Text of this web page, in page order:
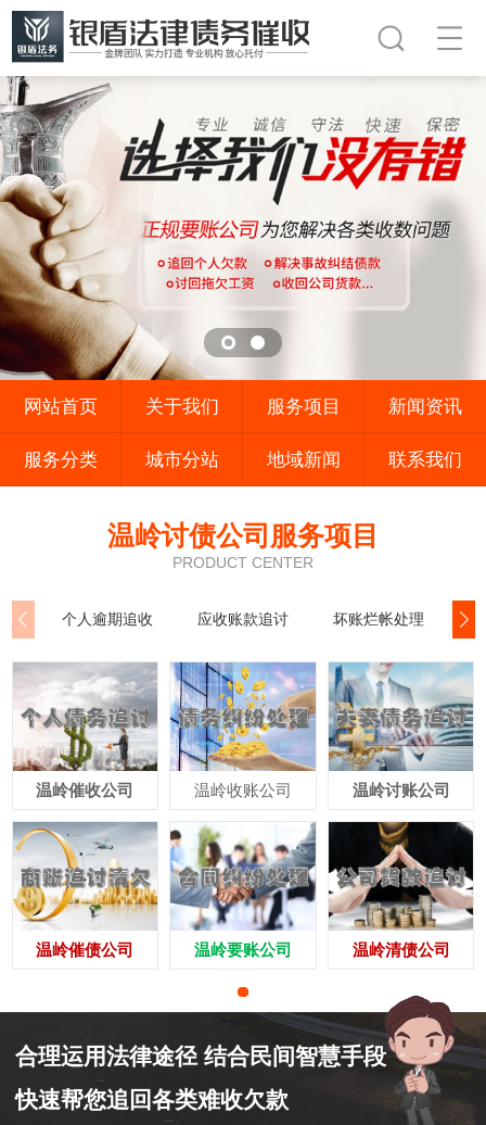
网站首页 关于我们 服务项目 新闻资讯
服务分类 城市分站 地域新闻 联系我们
温岭讨债公司服务项目
PRODUCT CENTER
个人逾期追收 应收账款追讨 坏账烂帐处理
温岭催收公司
温岭催债公司
温岭收账公司
温岭要账公司
温岭讨账公司
温岭清债公司
合理运用法律途径 结合民间智慧手段
快速帮您追回各类难收欠款